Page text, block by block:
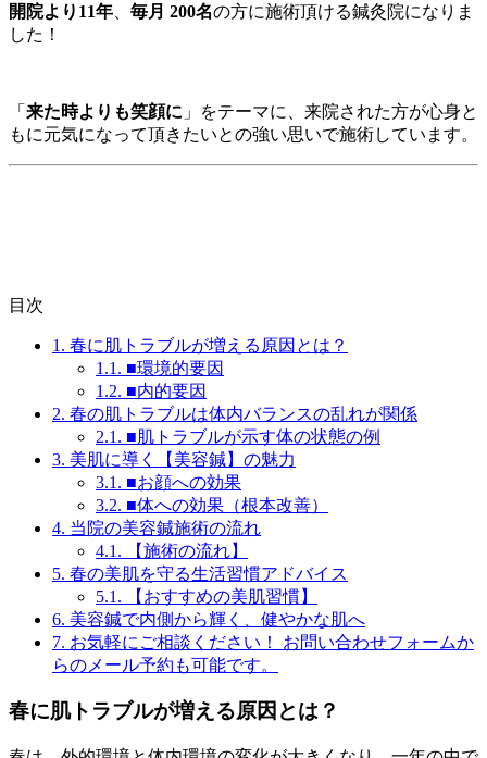
開院より11年 毎月 200名の方に施術頂ける鍼灸院になりま
した！
「 来た時よりも笑顔に 」をテーマに、来院された方が心身と
もに元気になって頂きたいとの強い思いで施術しています。
目次
1. 春に肌トラブルが増える原因とは？
1.1. ■環境的要因
1.2. ■内的要因
2. 春の肌トラブルは体内バランスの乱れが関係
2.1. ■肌トラブルが示す体の状態の例
3. 美肌に導く【美容鍼】の魅力
3.1. ■お顔への効果
3.2. ■体への効果（根本改善）
4. 当院の美容鍼施術の流れ
4.1. 【施術の流れ】
5. 春の美肌を守る生活習慣アドバイス
5.1. 【おすすめの美肌習慣】
6. 美容鍼で内側から輝く、健やかな肌へ
7. お気軽にご相談ください！ お問い合わせフォームか
らのメール予約も可能です。
春に肌トラブルが増える原因とは？